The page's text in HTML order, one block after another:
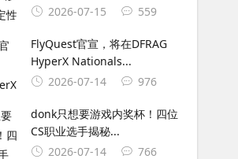
2026-07-15
559
FlyQuest官宣，将在DFRAG
HyperX Nationals...
2026-07-14
976
donk只想要游戏内奖杯！四位
CS职业选手揭秘...
2026-07-14
766